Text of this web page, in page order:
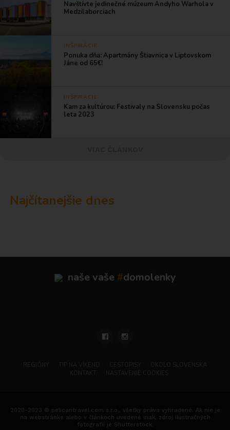
Navštívte jedinečné múzeum Andyho Warhola v
Medzilaborciach
INŠPIRÁCIE
Ponuka dňa: Apartmány Štiavnica v Liptovskom
Jáne od 65€!
INŠPIRÁCIE
Kam za kultúrou: Festivaly na Slovensku počas
leta 2023
Najčítanejšie dnes
naše vaše #domolenky
2020-2023 © pelicantravel.com s.r.o., všetky práva vyhradené. Ak nie je
na webstránke alebo v článkoch uvedené inak, zdroj ilustračných
fotografií je Shutterstock.